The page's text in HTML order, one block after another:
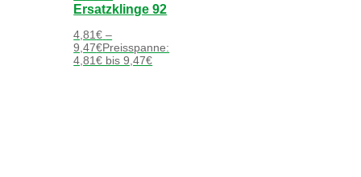
Ersatzklinge 92
4,81€ –
9,47€Preisspanne:
4,81€ bis 9,47€